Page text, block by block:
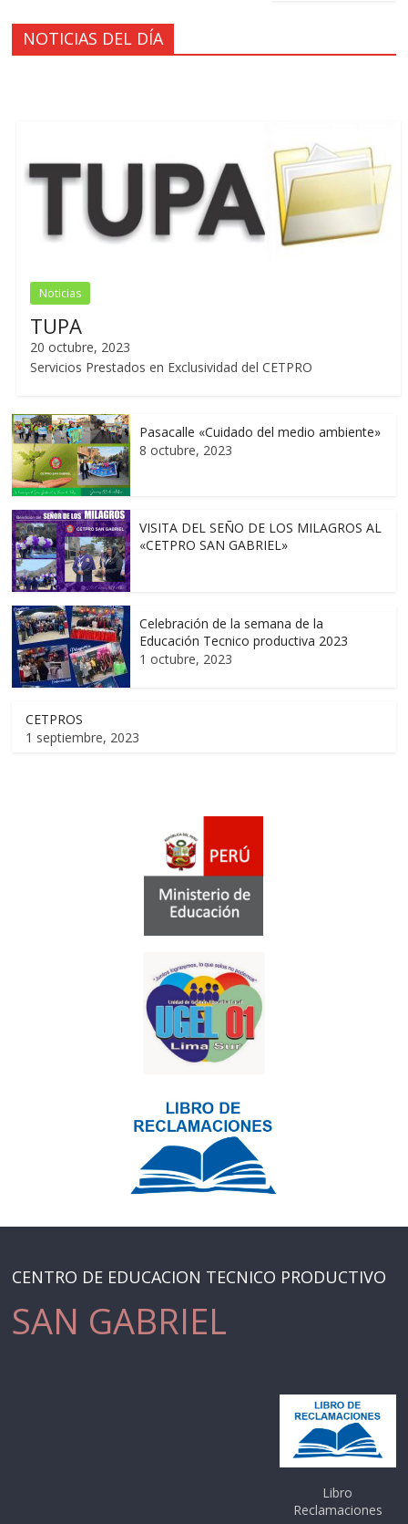
NOTICIAS DEL DÍA
Noticias
TUPA
20 octubre, 2023
Servicios Prestados en Exclusividad del CETPRO
Pasacalle «Cuidado del medio ambiente»
8 octubre, 2023
VISITA DEL SEÑO DE LOS MILAGROS AL
«CETPRO SAN GABRIEL»
Celebración de la semana de la
Educación Tecnico productiva 2023
1 octubre, 2023
CETPROS
1 septiembre, 2023
CENTRO DE EDUCACION TECNICO PRODUCTIVO
SAN GABRIEL
Libro
Reclamaciones